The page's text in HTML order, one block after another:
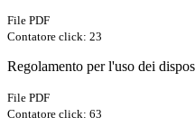
File PDF
Contatore click: 23
Regolamento per l'uso dei
File PDF
Contatore click: 63